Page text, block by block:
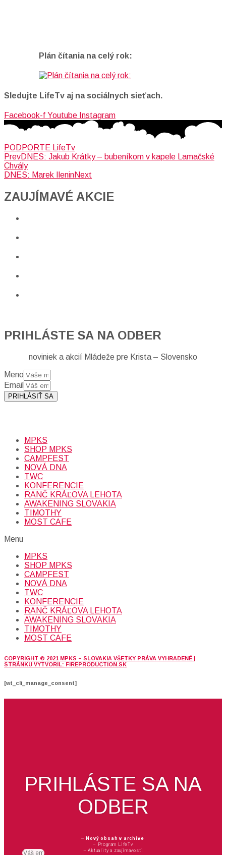
Plán čítania na celý rok:
Sledujte LifeTv aj na sociálnych sieťach.
Facebook-f Youtube Instagram
PODPORTE LifeTv
PrevDNES: Jakub Krátky – bubeníkom v kapele Lamačské
Chvály
DNES: Marek IleninNext
ZAUJÍMAVÉ AKCIE​
PRIHLÁSTE SA NA ODBER
noviniek a akcií Mládeže pre Krista – Slovensko
Meno
Email
PRIHLÁSIŤ SA
MPKS
SHOP MPKS
CAMPFEST
NOVÁ DNA
TWC
KONFERENCIE
RANČ KRÁĽOVA LEHOTA
AWAKENING SLOVAKIA
TIMOTHY
MOST CAFE
Menu
MPKS
SHOP MPKS
CAMPFEST
NOVÁ DNA
TWC
KONFERENCIE
RANČ KRÁĽOVA LEHOTA
AWAKENING SLOVAKIA
TIMOTHY
MOST CAFE
COPYRIGHT © 2021 MPKS – SLOVAKIA VŠETKY PRÁVA VYHRADENÉ |
STRÁNKU VYTVORIL: FIREPRODUCTION.SK
[wt_cli_manage_consent]
PRIHLÁSTE SA NA
ODBER
– Nový obsah v archíve
– Program LifeTv
– Aktuality a zaujímavosti